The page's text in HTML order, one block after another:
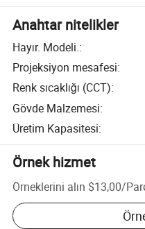
Anahtar nitelikler
Hayır. Modeli.:
Projeksiyon mesafesi:
Renk sıcaklığı (CCT):
Gövde Malzemesi:
Üretim Kapasitesi:
Örnek hizmet
Örneklerini alın $13,00/